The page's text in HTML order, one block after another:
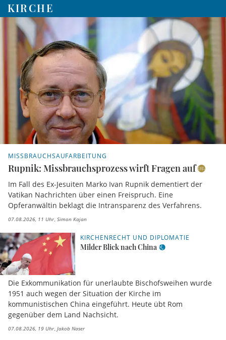
KIRCHE
MISSBRAUCHSAUFARBEITUNG
Rupnik: Missbrauchsprozess wirft Fragen auf
Im Fall des Ex-Jesuiten Marko Ivan Rupnik dementiert der
Vatikan Nachrichten über einen Freispruch. Eine
Opferanwältin beklagt die Intransparenz des Verfahrens.
07.08.2026, 11 Uhr Simon Kajan
KIRCHENRECHT UND DIPLOMATIE
Milder Blick nach China
Die Exkommunikation für unerlaubte Bischofsweihen wurde
1951 auch wegen der Situation der Kirche im
kommunistischen China eingeführt. Heute übt Rom
gegenüber dem Land Nachsicht.
07.08.2026, 19 Uhr Jakob Naser